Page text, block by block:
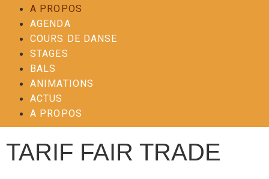
A PROPOS
AGENDA
COURS DE DANSE
STAGES
BALS
ANIMATIONS
ACTUS
A PROPOS
TARIF FAIR TRADE